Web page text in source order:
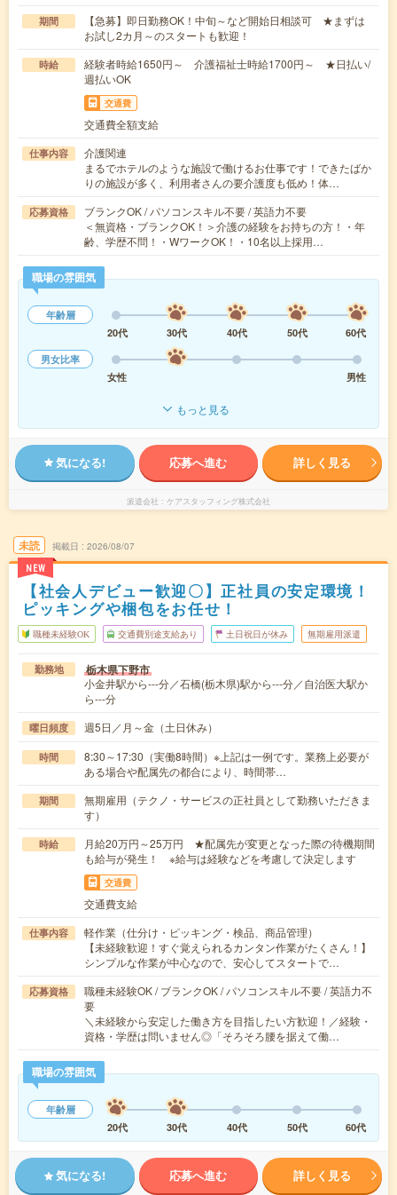
期間
【急募】即日勤務OK！中旬～など開始日相談可 ★まずは
お試し2カ月～のスタートも歓迎！
時給
経験者時給1650円～ 介護福祉士時給1700円～ ★日払い/
週払いOK
交通費
交通費全額支給
仕事内容
介護関連
まるでホテルのような施設で働けるお仕事です！できたばか
りの施設が多く、利用者さんの要介護度も低め！体…
応募資格
ブランクOK / パソコンスキル不要 / 英語力不要
＜無資格・ブランクOK！＞介護の経験をお持ちの方！・年
齢、学歴不問！・WワークOK！・10名以上採用…
職場の雰囲気
年齢層
20代
30代 40代 50代
60代
男女比率
女性
男性
もっと見る
気になる! 応募へ進む 詳しく見る
派遣会社 ケアスタッフィング株式会社
未読
NEW
掲載日 2026/08/07
【社会人デビュー歓迎〇】正社員の安定環境！
ピッキングや梱包をお任せ！
職種未経験OK 交通費別途支給あり 土日祝日が休み 無期雇用派遣
勤務地 栃木県下野市
小金井駅から---分／石橋(栃木県)駅から---分／自治医大駅か
ら---分
曜日頻度 週5日／月～金（土日休み）
時間
8:30～17:30（実働8時間）※上記は一例です。業務上必要が
ある場合や配属先の都合により、時間帯…
期間
無期雇用（テクノ・サービスの正社員として勤務いただきま
す）
時給
月給20万円～25万円 ★配属先が変更となった際の待機期間
も給与が発生！ ※給与は経験などを考慮して決定します
交通費
交通費支給
仕事内容
軽作業（仕分け・ピッキング・検品、商品管理）
【未経験歓迎！すぐ覚えられるカンタン作業がたくさん！】
シンプルな作業が中心なので、安心してスタートで…
応募資格
職種未経験OK / ブランクOK / パソコンスキル不要 / 英語力不
要
＼未経験から安定した働き方を目指したい方歓迎！／経験・
資格・学歴は問いません◎「そろそろ腰を据えて働…
職場の雰囲気
年齢層
20代
30代 40代 50代 60代
気になる! 応募へ進む 詳しく見る